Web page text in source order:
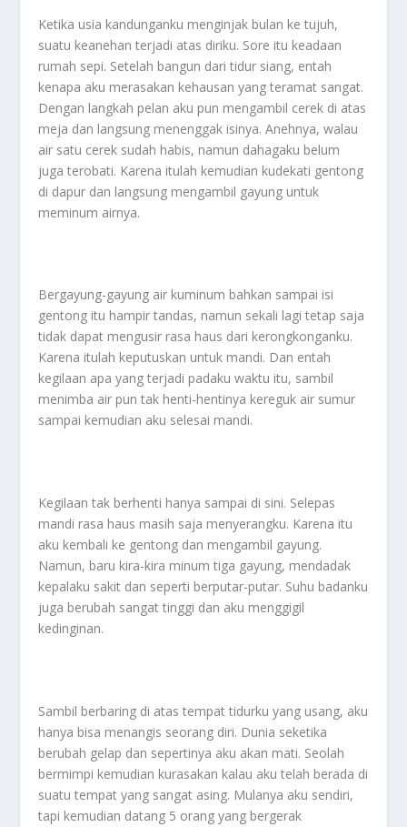
Ketika usia kandunganku menginjak bulan ke tujuh,
suatu keanehan terjadi atas diriku. Sore itu keadaan
rumah sepi. Setelah bangun dari tidur siang, entah
kenapa aku merasakan kehausan yang teramat sangat.
Dengan langkah pelan aku pun mengambil cerek di atas
meja dan langsung menenggak isinya. Anehnya, walau
air satu cerek sudah habis, namun dahagaku belum
juga terobati. Karena itulah kemudian kudekati gentong
di dapur dan langsung mengambil gayung untuk
meminum airnya.
Bergayung-gayung air kuminum bahkan sampai isi
gentong itu hampir tandas, namun sekali lagi tetap saja
tidak dapat mengusir rasa haus dari kerongkonganku.
Karena itulah keputuskan untuk mandi. Dan entah
kegilaan apa yang terjadi padaku waktu itu, sambil
menimba air pun tak henti-hentinya kereguk air sumur
sampai kemudian aku selesai mandi.
Kegilaan tak berhenti hanya sampai di sini. Selepas
mandi rasa haus masih saja menyerangku. Karena itu
aku kembali ke gentong dan mengambil gayung.
Namun, baru kira-kira minum tiga gayung, mendadak
kepalaku sakit dan seperti berputar-putar. Suhu badanku
juga berubah sangat tinggi dan aku menggigil
kedinginan.
Sambil berbaring di atas tempat tidurku yang usang, aku
hanya bisa menangis seorang diri. Dunia seketika
berubah gelap dan sepertinya aku akan mati. Seolah
bermimpi kemudian kurasakan kalau aku telah berada di
suatu tempat yang sangat asing. Mulanya aku sendiri,
tapi kemudian datang 5 orang yang bergerak